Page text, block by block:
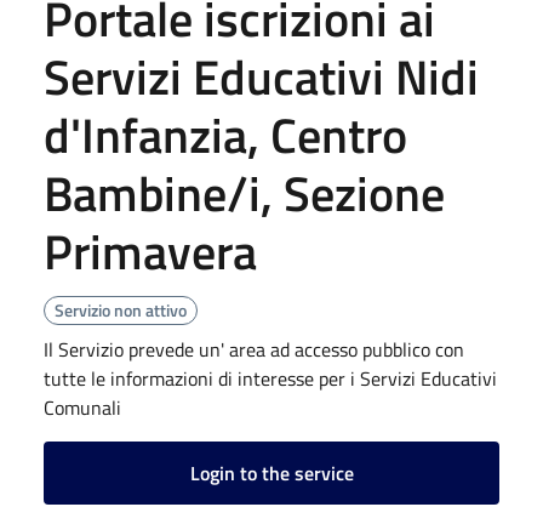
Portale iscrizioni ai
Servizi Educativi Nidi
d'Infanzia, Centro
Bambine/i, Sezione
Primavera
Servizio non attivo
Il Servizio prevede un' area ad accesso pubblico con
tutte le informazioni di interesse per i Servizi Educativi
Comunali
Login to the service